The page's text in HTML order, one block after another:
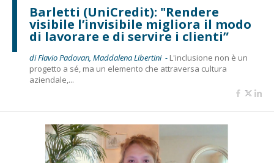
Barletti (UniCredit): "Rendere
visibile l’invisibile migliora il modo
di lavorare e di servire i clienti”
di Flavio Padovan, Maddalena Libertini - L'inclusione non è un
progetto a sé, ma un elemento che attraversa cultura
aziendale,...